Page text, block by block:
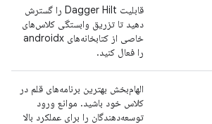
قابلیت Dagger Hilt را گسترش
دهید تا تزریق وابستگی کلاس‌های
خاصی از کتابخانه‌های androidx
را فعال کنید.
الهام‌بخش بهترین برنامه‌های قلم در
کلاس خود باشید. موانع ورود
توسعه‌دهندگان را برای عملکرد بالا